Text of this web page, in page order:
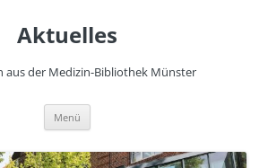
Aktuelles
aus der Medizin-Bibliothek Münster
Menü